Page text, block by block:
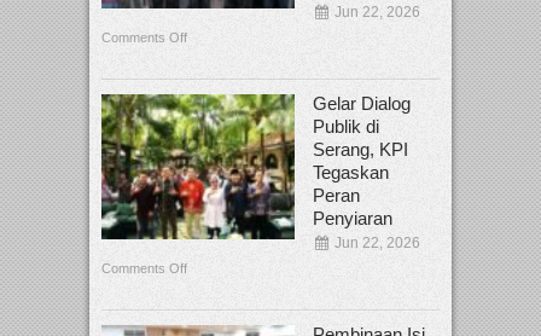
Jun 22, 2026
Comments Off
Gelar Dialog
Publik di
Serang, KPI
Tegaskan
Peran
Penyiaran
Jun 22, 2026
Comments Off